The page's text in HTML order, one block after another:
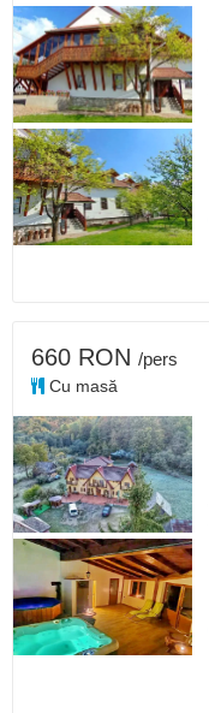
660 RON /pers
Cu masă